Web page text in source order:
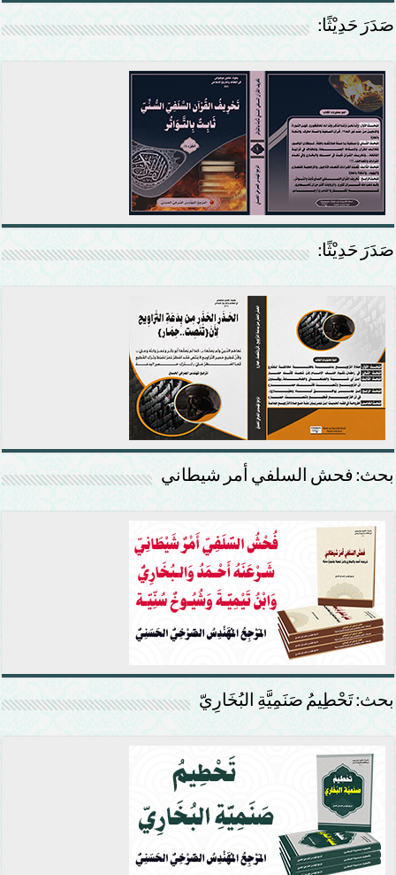
صَدَرَ حَدِيْثًا:
صَدَرَ حَدِيْثًا:
بحث: فحش السلفي أمر شيطاني
بحث: تَحْطِيمُ صَنَمِيَّةِ البُخَارِيّ